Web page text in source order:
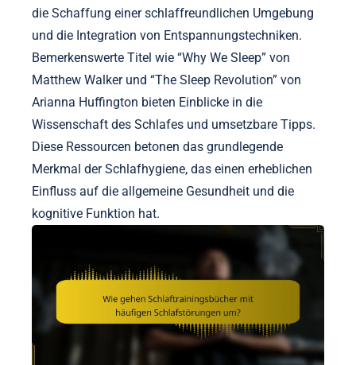
die Schaffung einer schlaffreundlichen Umgebung
und die Integration von Entspannungstechniken.
Bemerkenswerte Titel wie “Why We Sleep” von
Matthew Walker und “The Sleep Revolution” von
Arianna Huffington bieten Einblicke in die
Wissenschaft des Schlafes und umsetzbare Tipps.
Diese Ressourcen betonen das grundlegende
Merkmal der Schlafhygiene, das einen erheblichen
Einfluss auf die allgemeine Gesundheit und die
kognitive Funktion hat.